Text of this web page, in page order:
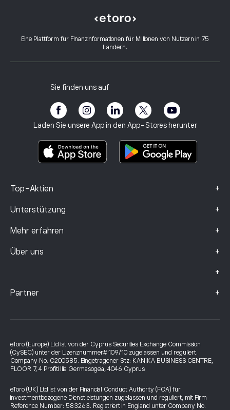
Eine Plattform für Finanzinformationen für Millionen von Nutzern in 75
Ländern.
Sie finden uns auf
Laden Sie unsere App in den App-Stores herunter
Top-Aktien +
Unterstützung +
Konto eröffnen
Schutzbedürftige Kunden
Mehr erfahren +
Wie funktioniert CopyTrading
Was sind Hebel und Margin
Kaufs- und Verkaufspositionen
eToro Akademie
Über uns +
Warum eToro wählen
Impressum
+
Regulierung
Risikohinweis
Geschäftsbedingungen
Basisinformationsblatt
Beschwerdedaten (FCA-Kunden)
Partner +
Partnerprogramm
Anlageversicherung
eToro (Europe) Ltd ist von der Cyprus Securities Exchange Commission
(CySEC) unter der Lizenznummer# 109/10 zugelassen und reguliert.
Company No. C200585. Eingetragener Sitz: KANIKA BUSINESS CENTRE,
FLOOR 7, 4 Profiti Ilia Germasogeia, 4046 Cyprus
eToro (UK) Ltd ist von der Financial Conduct Authority (FCA) für
investmentbezogene Dienstleistungen zugelassen und reguliert, mit Firm
Reference Number: 583263. Registriert in England unter Company No.